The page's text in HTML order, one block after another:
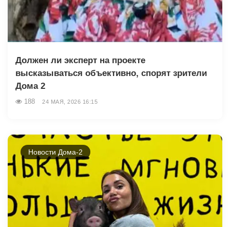
Должен ли эксперт на проекте
высказываться объективно, спорят зрители
Дома 2
188 24 МАЯ, 2026 16:15
Новости Дома-2